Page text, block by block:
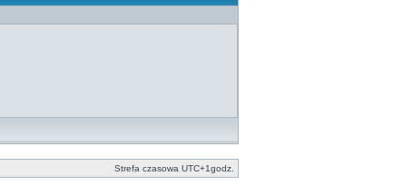
Strefa czasowa UTC+1godz.